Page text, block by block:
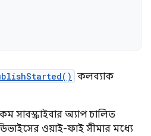
কলব্যাক
সাবস্ক্রাইবার অ্যাপ চালিত
ওয়াই-ফাই সীমার মধ্যে